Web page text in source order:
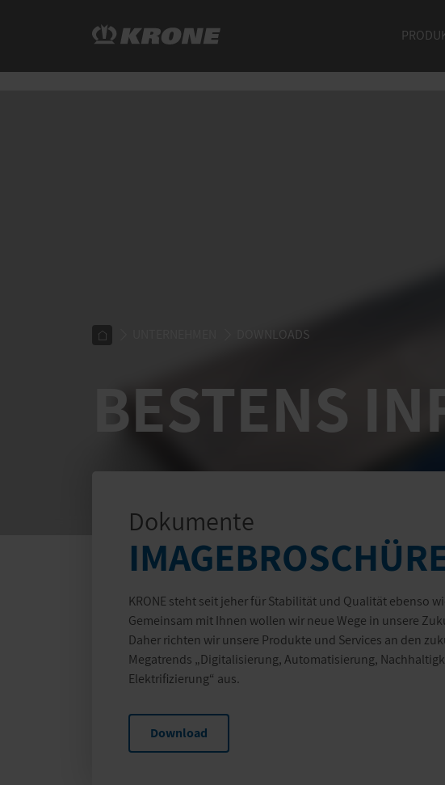
DOWNLOADS
BESTENS
Dokumente
KRONE steht seit jeher für Stabilität und Qualität ebenso
Gemeinsam mit Ihnen wollen wir neue Wege in unsere
Daher richten wir unsere Produkte und Services an den
Megatrends „Digitalisierung, Automatisierung,
Elektrifizierung“ aus.
Download